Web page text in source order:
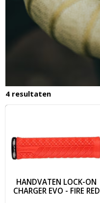
4 resultaten
HANDVATEN LOCK-ON
CHARGER EVO - FIRE RED